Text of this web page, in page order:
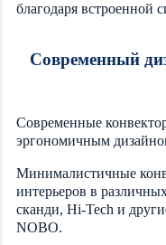
благодаря встроенной
Современный
Современные
эргономичным
Минималистичные
интерьеров в
сканди, Hi-Tech и
NOBO.